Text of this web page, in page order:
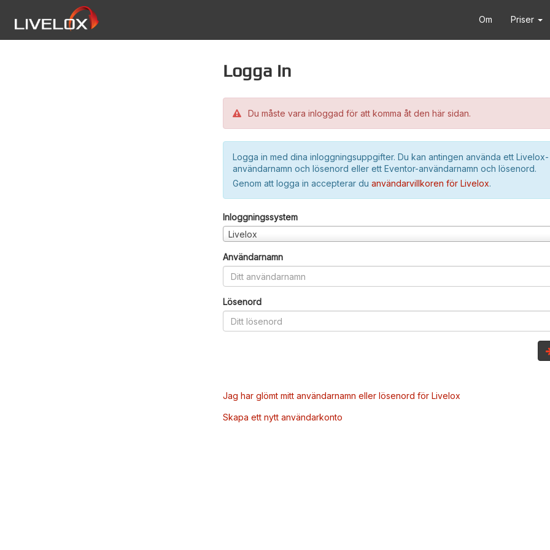
Om Priser
Logga in
Du måste vara inloggad för att komma åt den här sidan.
Logga in med dina inloggningsuppgifter. Du kan antingen använda ett Livelox-
användarnamn och lösenord eller ett Eventor-användarnamn och lösenord.
Genom att logga in accepterar du användarvillkoren för Livelox.
Inloggningssystem
Livelox
Användarnamn
Lösenord
Jag har glömt mitt användarnamn eller lösenord för Livelox
Skapa ett nytt användarkonto